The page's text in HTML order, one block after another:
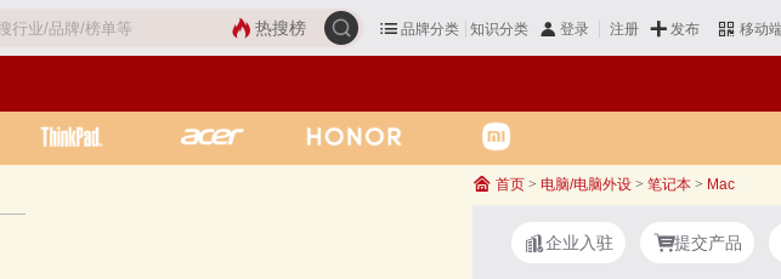
品牌分类 知识分类 登录 注册 发布 移动
热搜榜
首页 > 电脑/电脑外设 > 笔记本 > Mac
企业入驻 提交产品